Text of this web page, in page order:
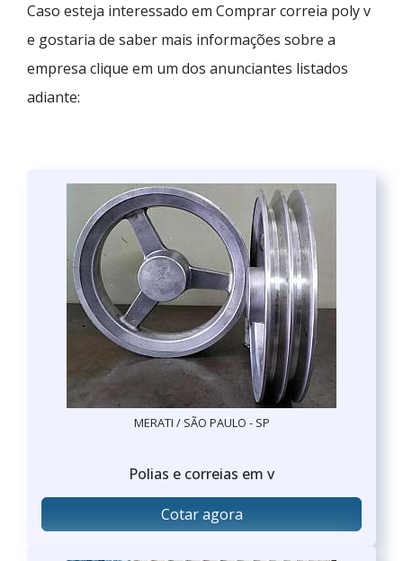
Caso esteja interessado em Comprar correia poly v
e gostaria de saber mais informações sobre a
empresa clique em um dos anunciantes listados
adiante:
MERATI / SÃO PAULO - SP
Polias e correias em v
Cotar agora